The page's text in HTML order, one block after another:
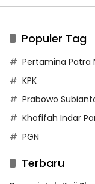
Populer Tag
Pertamina Patra
KPK
Prabowo
Khofifah Indar
PGN
Terbaru